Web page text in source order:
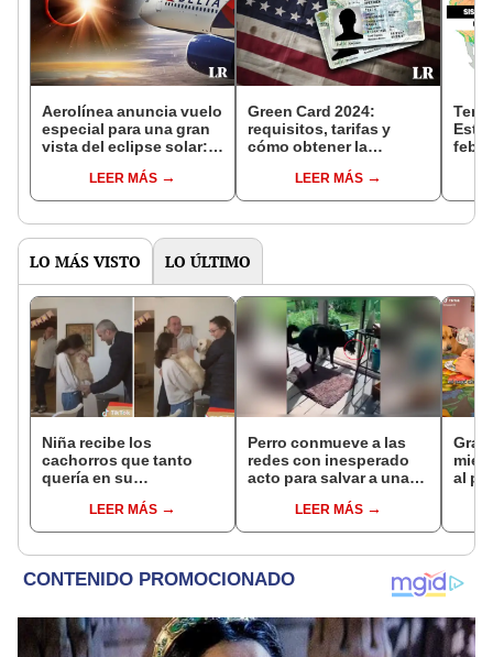
Aerolínea anuncia vuelo
especial para una gran
vista del eclipse solar:
LEER MÁS
Green Card 2024:
requisitos, tarifas y
cómo obtener la
en Estados Unidos
LEER MÁS
LO MÁS VISTO LO ÚLTIMO
Niña recibe los
cachorros que tanto
quería en su
conmueve en Facebook
LEER MÁS
Perro conmueve a las
redes con inesperado
acto para salvar a una
LEER MÁS
al